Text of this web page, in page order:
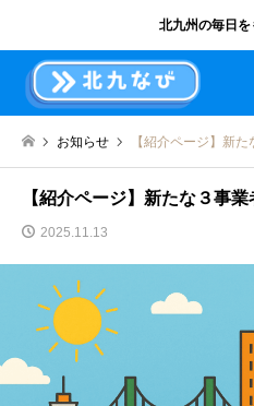
北九州の毎日を
お知らせ 【紹介ページ】新
【紹介ページ】新たな３事
2025.11.13